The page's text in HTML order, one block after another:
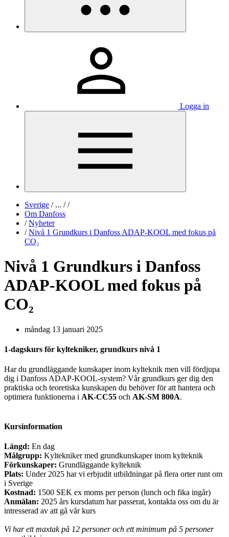
Logga in
Sverige /... / /
Om Danfoss
/ Nyheter
/ Nivå 1 Grundkurs i Danfoss ADAP-KOOL med fokus på
CO₂
Nivå 1 Grundkurs i Danfoss
ADAP-KOOL med fokus på
CO₂
måndag 13 januari 2025
1-dagskurs för kyltekniker, grundkurs nivå 1
Har du grundläggande kunskaper inom kylteknik men vill fördjupa
dig i Danfoss ADAP-KOOL-system? Vår grundkurs ger dig den
praktiska och teoretiska kunskapen du behöver för att hantera och
optimera funktionerna i AK-CC55 och AK-SM 800A.
Kursinformation
Längd: En dag
Målgrupp: Kyltekniker med grundkunskaper inom kylteknik
Förkunskaper: Grundläggande kylteknik
Plats: Under 2025 har vi erbjudit utbildningar på flera orter runt om
i Sverige
Kostnad: 1500 SEK ex moms per person (lunch och fika ingår)
Anmälan: 2025 års kursdatum har passerat, kontakta oss om du är
intresserad av att gå vår kurs
Vi har ett maxtak på 12 personer och ett minimum på 5 personer